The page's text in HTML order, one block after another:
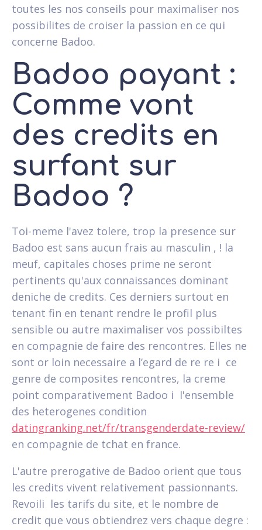
toutes les nos conseils pour maximaliser nos
possibilites de croiser la passion en ce qui
concerne Badoo.
Badoo payant :
Comme vont
des credits en
surfant sur
Badoo ?
Toi-meme l'avez tolere, trop la presence sur
Badoo est sans aucun frais au masculin , ! la
meuf, capitales choses prime ne seront
pertinents qu'aux connaissances dominant
deniche de credits. Ces derniers surtout en
tenant fin en tenant rendre le profil plus
sensible ou autre maximaliser vos possibiltes
en compagnie de faire des rencontres. Elles ne
sont or loin necessaire a l’egard de re re i ce
genre de composites rencontres, la creme
point comparativement Badoo i l'ensemble
des heterogenes condition
datingranking.net/fr/transgenderdate-review/
en compagnie de tchat en france.
L'autre prerogative de Badoo orient que tous
les credits vivent relativement passionnants.
Revoili les tarifs du site, et le nombre de
credit que vous obtiendrez vers chaque degre :